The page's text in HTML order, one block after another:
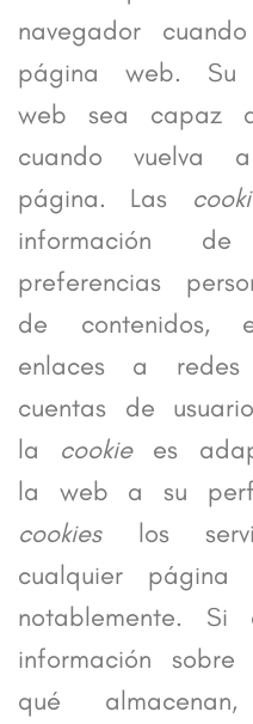
navegador
página web.
web sea capaz
cuando vuelva
página. Las
información
preferencias
de contenidos,
enlaces a
cuentas de
la cookiees
la web a su
cookieslos
cualquier página
notablemente. Si
información
qué